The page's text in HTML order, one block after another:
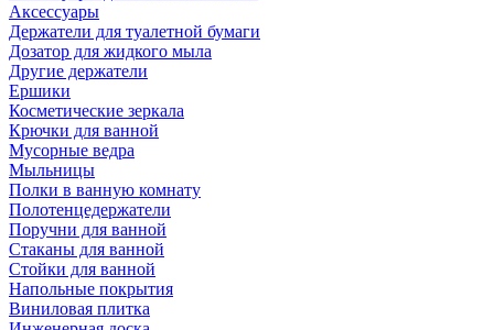
Аксессуары
Держатели для туалетной бумаги
Дозатор для жидкого мыла
Другие держатели
Ершики
Косметические зеркала
Крючки для ванной
Мусорные ведра
Мыльницы
Полки в ванную комнату
Полотенцедержатели
Поручни для ванной
Стаканы для ванной
Стойки для ванной
Напольные покрытия
Виниловая плитка